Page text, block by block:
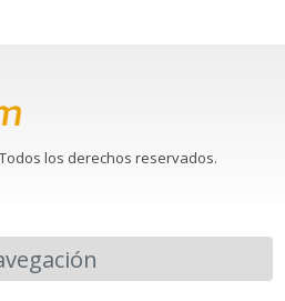
los derechos reservados.